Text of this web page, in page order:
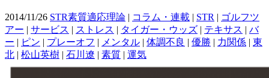
2014/11/26 STR素質適応理論 | コラム・連載 | STR | ゴルフツ
アー | サービス | ストレス | タイガー・ウッズ | テキサス | バ
ー | ピン | プレーオフ | メンタル | 体調不良 | 優勝 | 力関係 | 東
北 | 松山英樹 | 石川遼 | 素質 | 運気